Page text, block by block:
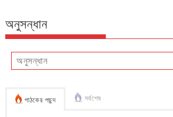
অনুসন্ধান
পাঠকের পছন্দ সর্বশেষ